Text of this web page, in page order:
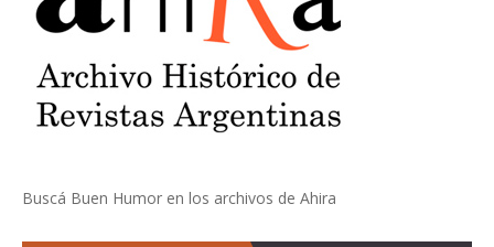
Buscá Buen Humor en los archivos de Ahira